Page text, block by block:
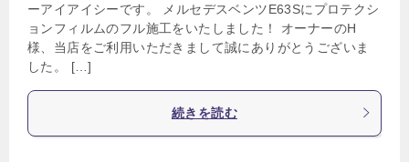
ーアイアイシーです。 メルセデスベンツE63Sにプロテクシ
ョンフィルムのフル施工をいたしました！ オーナーのH
様、当店をご利用いただきまして誠にありがとうございま
した。 […]
続きを読む